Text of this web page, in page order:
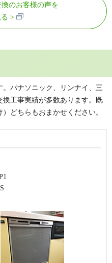
のお客様の声を
パナソニック、リンナイ、三
工事実績が多数あります。既
どちらもおまかせください。